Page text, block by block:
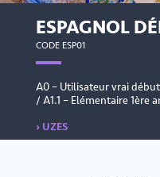
ESPAGNOL
CODE ESP01
A0 – Utilisateur vrai
/ A1.1 – Elémentaire 1ère
› UZES